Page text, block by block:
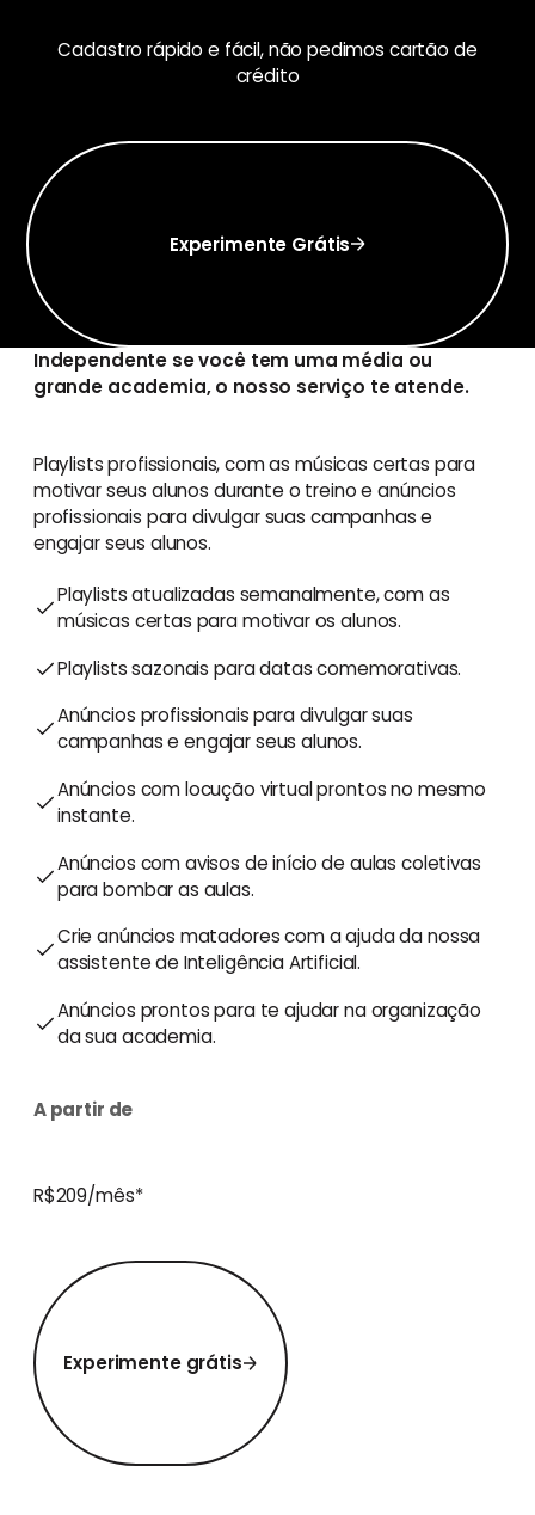
Cadastro rápido e fácil, não pedimos cartão de
crédito
Experimente Grátis
Experimente Grátis
Independente se você tem uma média ou
grande academia, o nosso serviço te atende.
Playlists profissionais, com as músicas certas para
motivar seus alunos durante o treino e anúncios
profissionais para divulgar suas campanhas e
engajar seus alunos.
Playlists atualizadas semanalmente, com as
músicas certas para motivar os alunos.
Playlists sazonais para datas comemorativas.
Anúncios profissionais para divulgar suas
campanhas e engajar seus alunos.
Anúncios com locução virtual prontos no mesmo
instante.
Anúncios com avisos de início de aulas coletivas
para bombar as aulas.
Crie anúncios matadores com a ajuda da nossa
assistente de Inteligência Artificial.
Anúncios prontos para te ajudar na organização
da sua academia.
A partir de
R$209/mês*
Experimente grátis
Experimente grátis